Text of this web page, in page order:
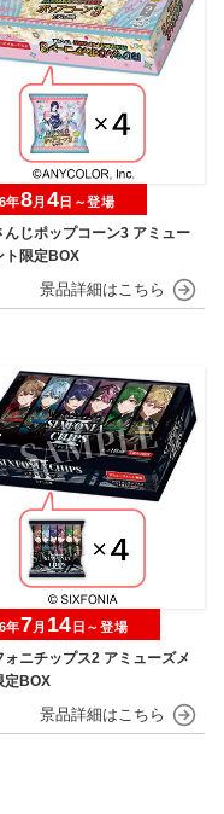
んじポップコーン3 アミュー
ト限定BOX
年8月 4日～登場
ォニチップス2 アミューズメ
定BOX
年7月 14 日～登場